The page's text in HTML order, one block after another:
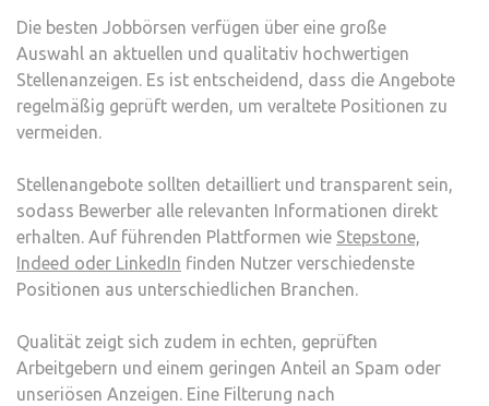
Die besten Jobbörsen verfügen über eine große
Auswahl an aktuellen und qualitativ hochwertigen
Stellenanzeigen. Es ist entscheidend, dass die Angebote
regelmäßig geprüft werden, um veraltete Positionen zu
vermeiden.
Stellenangebote sollten detailliert und transparent sein,
sodass Bewerber alle relevanten Informationen direkt
erhalten. Auf führenden Plattformen wie Stepstone,
Indeed oder LinkedIn finden Nutzer verschiedenste
Positionen aus unterschiedlichen Branchen.
Qualität zeigt sich zudem in echten, geprüften
Arbeitgebern und einem geringen Anteil an Spam oder
unseriösen Anzeigen. Eine Filterung nach